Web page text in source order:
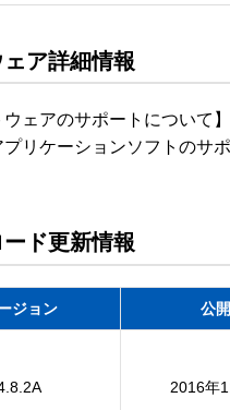
ア詳細情報
ウェアのサポートについて】
ケーションソフトのサポ
ド更新情報
ジョン 公
2016年